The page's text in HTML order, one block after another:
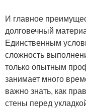
И главное
долговечный
Единственным
сложность
только опытным
занимает много
важно знать, как
стены перед